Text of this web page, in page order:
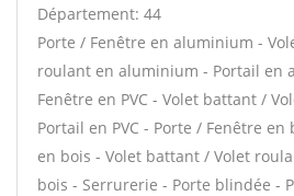
Département: 44
Porte / Fenêtre en aluminium -
roulant en aluminium - Portail en
Fenêtre en PVC - Volet battant /
Portail en PVC - Porte / Fenêtre
en bois - Volet battant / Volet
bois - Serrurerie - Porte blindée -